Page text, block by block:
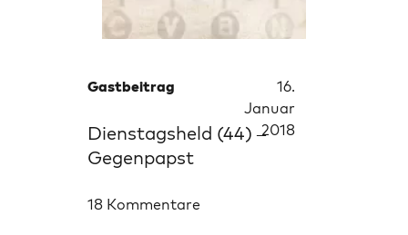
Gastbeitrag
16.
Januar
2018
Dienstagsheld (44) –
Gegenpapst
18 Kommentare